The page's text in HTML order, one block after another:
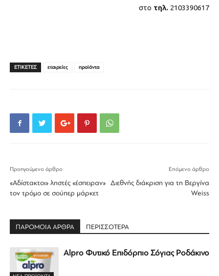
στο τηλ. 2103390617
ΕΤΙΚΕΤΕΣ εταιρείες προϊόντα
Προηγούμενο άρθρο
«Αδίστακτοι» ληστές «έσπειραν»
τον τρόμο σε σούπερ μάρκετ
Επόμενο άρθρο
Διεθνής διάκριση για τη Βεργίνα
Weiss
ΠΑΡΟΜΟΙΑ ΑΡΘΡΑ ΠΕΡΙΣΣΟΤΕΡΑ
Alpro Φυτικό Επιδόρπιο Σόγιας Ροδάκινο